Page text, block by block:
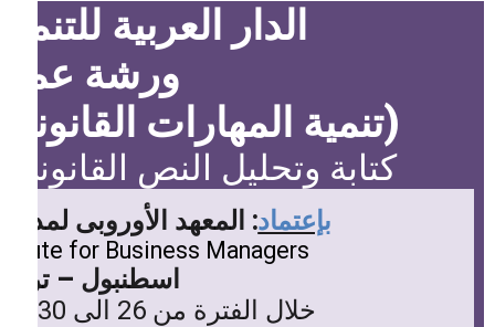
الدار العربية
ورشة
(تنمية المهارات
كتابة وتحليل النص
بإعتماد: المعهد الأوروبى
for Business Managers
اسطنبول – تركيا
خلال الفترة من 26 الى 30 مايو لعام 2013